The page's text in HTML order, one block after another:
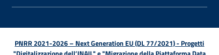
PNRR 2021-2026 – Next Generation EU (DL 77/2021) - Progetti